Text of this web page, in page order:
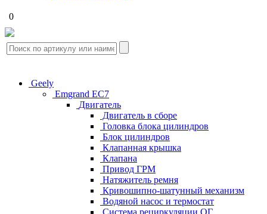
0
Geely
Emgrand EC7
Двигатель
Двигатель в сборе
Головка блока цилиндров
Блок цилиндров
Клапанная крышка
Клапана
Привод ГРМ
Натяжитель ремня
Кривошипно-шатунный механизм
Водяной насос и термостат
Система рециркуляции ОГ